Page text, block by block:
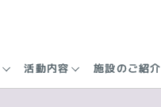
活動内容 施設のご紹介